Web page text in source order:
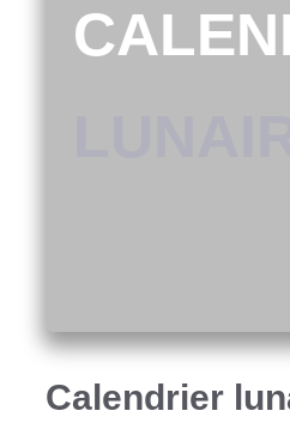
Calendrier